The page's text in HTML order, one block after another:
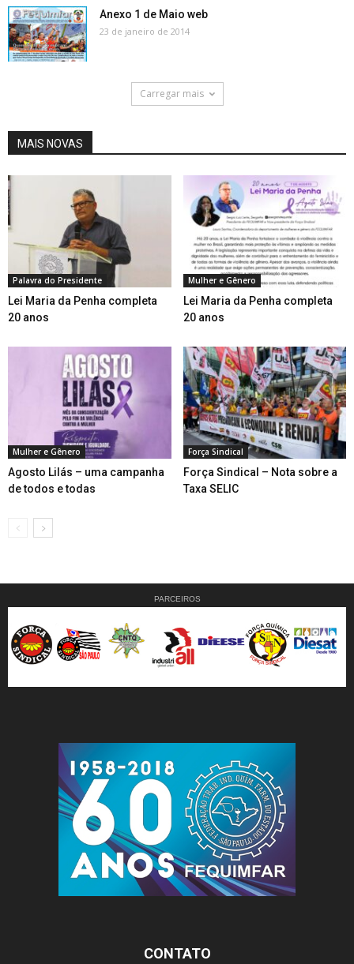
Anexo 1 de Maio web
23 de janeiro de 2014
Carregar mais
MAIS NOVAS
Palavra do Presidente
Lei Maria da Penha completa
20 anos
Mulher e Gênero
Lei Maria da Penha completa
20 anos
Mulher e Gênero
Agosto Lilás – uma campanha
de todos e todas
Força Sindical
Força Sindical – Nota sobre a
Taxa SELIC
PARCEIROS
CONTATO